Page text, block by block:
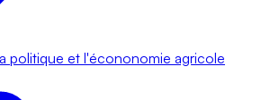
politique et l'écononomie agricole